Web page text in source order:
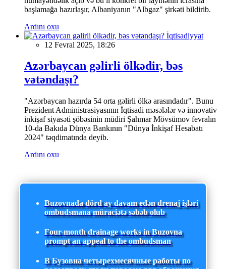
başlamağa hazırlaşır, Albaniyanın "Albgaz" şirkəti bildirib.
Ardını oxu
İqtisadiyyat
12 Fevral 2025, 18:26
Azərbaycan gəlirli ölkədir, bəs
vətəndaşı?
"Azərbaycan hazırda 54 orta gəlirli ölkə arasındadır". Bunu
Prezident Administrasiyasının İqtisadi məsələlər və innovativ
inkişaf siyasəti şöbəsinin müdiri Şahmar Mövsümov fevralın
10-da Bakıda Dünya Bankının "Dünya İnkişaf Hesabatı
2024" təqdimatında deyib.
Ardını oxu
Buzovnada dörd ay davam edən drenaj işləri
ombudsmana müraciətə səbəb olub
Four-month drainage works in Buzovna
prompt an appeal to the ombudsman
В Бузовна четырехмесячные работы по